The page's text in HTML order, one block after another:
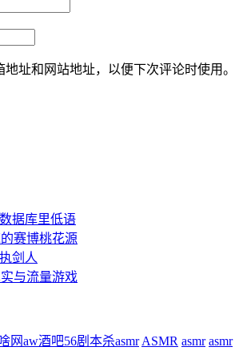
址和网站地址，以便下次评论时使用。
据库里低语
赛博桃花源
剑人
与流量游戏
网aw酒吧56剧本杀asmr ASMR asmr asmr